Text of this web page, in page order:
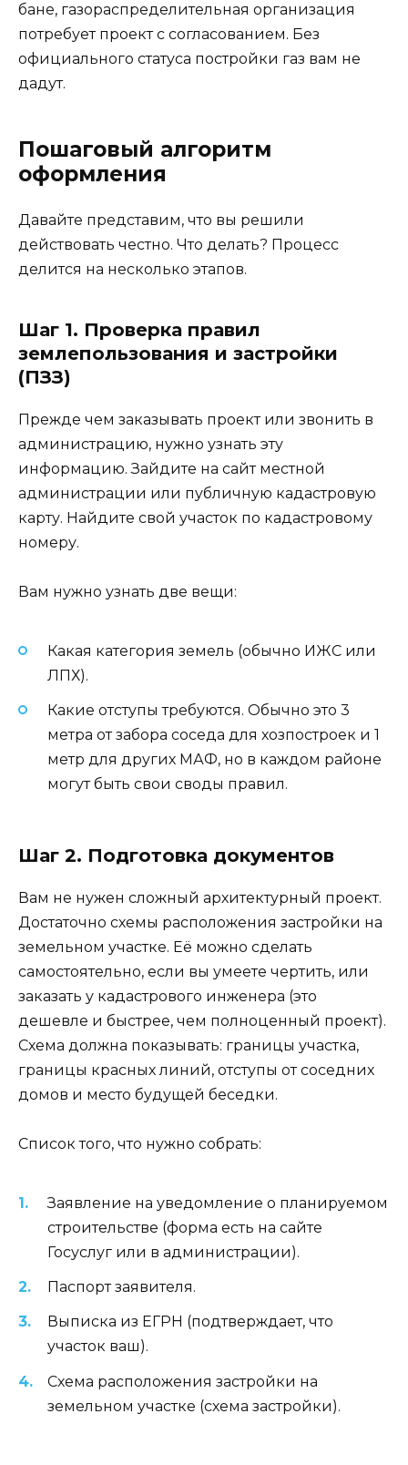
бане, газораспределительная организация
потребует проект с согласованием. Без
официального статуса постройки газ вам не
дадут.
Пошаговый алгоритм
оформления
Давайте представим, что вы решили
действовать честно. Что делать? Процесс
делится на несколько этапов.
Шаг 1. Проверка правил
землепользования и застройки
(ПЗЗ)
Прежде чем заказывать проект или звонить в
администрацию, нужно узнать эту
информацию. Зайдите на сайт местной
администрации или публичную кадастровую
карту. Найдите свой участок по кадастровому
номеру.
Вам нужно узнать две вещи:
Какая категория земель (обычно ИЖС или
ЛПХ).
Какие отступы требуются. Обычно это 3
метра от забора соседа для хозпостроек и 1
метр для других МАФ, но в каждом районе
могут быть свои своды правил.
Шаг 2. Подготовка документов
Вам не нужен сложный архитектурный проект.
Достаточно схемы расположения застройки на
земельном участке. Её можно сделать
самостоятельно, если вы умеете чертить, или
заказать у кадастрового инженера (это
дешевле и быстрее, чем полноценный проект).
Схема должна показывать: границы участка,
границы красных линий, отступы от соседних
домов и место будущей беседки.
Список того, что нужно собрать:
Заявление на уведомление о планируемом
строительстве (форма есть на сайте
Госуслуг или в администрации).
Паспорт заявителя.
Выписка из ЕГРН (подтверждает, что
участок ваш).
Схема расположения застройки на
земельном участке (схема застройки).